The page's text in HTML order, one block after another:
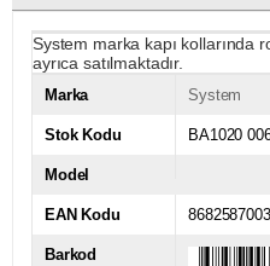
System marka kapı kollarında
ayrıca satılmaktadır.
Marka System
Stok Kodu BA1020
Model
EAN Kodu
Barkod